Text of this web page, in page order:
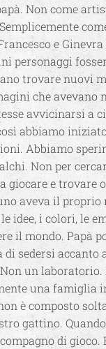
Non come
e
personaggi
trovare nuovi
che avevano
avvicinarsi a
abbiamo
Abbiamo
Non per
giocare e trovare
aveva il proprio
idee, i colori, le
il mondo. Papà
di sedersi accanto
un laboratorio.
una famiglia
è composto
gattino.
di gioco.